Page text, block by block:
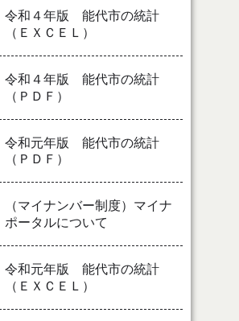
令和４年版 能代市の統計
（ＥＸＣＥＬ）
令和４年版 能代市の統計
（ＰＤＦ）
令和元年版 能代市の統計
（ＰＤＦ）
（マイナンバー制度）マイナ
ポータルについて
令和元年版 能代市の統計
（ＥＸＣＥＬ）